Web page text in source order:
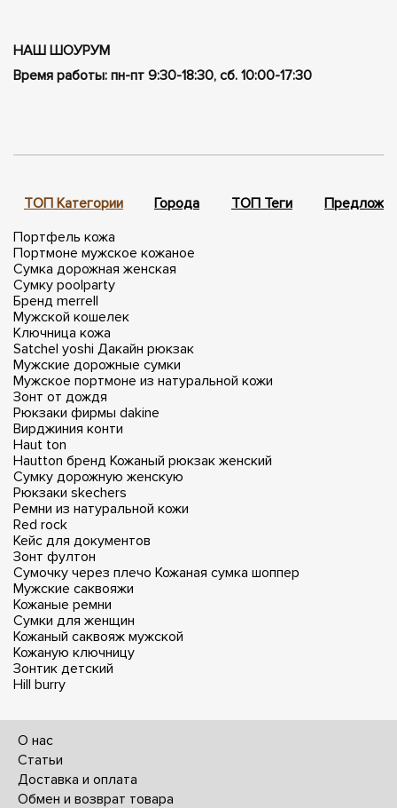
НАШ ШОУРУМ
Время работы: пн-пт 9:30-18:30, сб. 10:00-17:30
ТОП Категории Города ТОП Теги
Портфель кожа
Портмоне мужское кожаное
Сумка дорожная женская
Сумку poolparty
Бренд merrell
Мужской кошелек
Ключница кожа
Satchel yoshi Дакайн рюкзак
Мужские дорожные сумки
Мужское портмоне из натуральной кожи
Зонт от дождя
Рюкзаки фирмы dakine
Вирджиния конти
Haut ton
Hautton бренд Кожаный рюкзак женский
Сумку дорожную женскую
Рюкзаки skechers
Ремни из натуральной кожи
Red rock
Кейс для документов
Зонт фултон
Сумочку через плечо Кожаная сумка шоппер
Мужские саквояжи
Кожаные ремни
Сумки для женщин
Кожаный саквояж мужской
Кожаную ключницу
Зонтик детский
Hill burry
О нас
Статьи
Доставка и оплата
Обмен и возврат товара